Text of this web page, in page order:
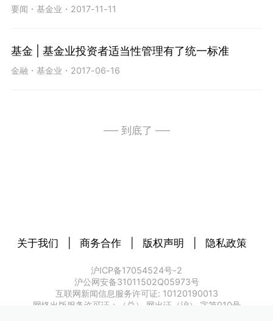
要闻 ・ 基金业 ・ 2017-11-11
基金 | 基金业投资者适当性管理有了统一标准
金融 ・ 基金业 ・ 2017-06-16
── 到底了 ──
关于我们 商务合作 版权声明 隐私政策
沪ICP备17054524号-2
沪公网安备31011502Q05973号
互联网新闻信息服务许可证: 10120190013
网络出版服务许可证：（总） 网出证（沪） 字第010号